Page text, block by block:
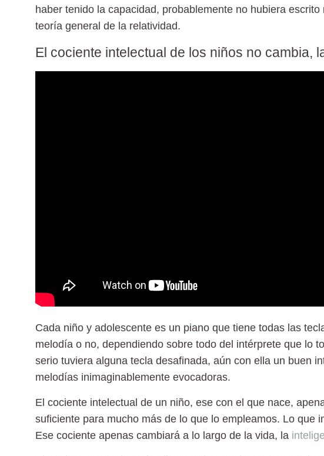
haber tenido la capacidad, probablemente no hubiera
teoría general de la relatividad.
El cociente intelectual de los niños no cambia,
Cada niño y adolescente es un piano que tiene todas las
melodía o no, dependiendo sobre todo del intérprete que lo
serio tuviera alguna tecla desafinada, aún con ella un buen
melodías inimaginablemente evocadoras.
El cociente intelectual de un niño, ese con el que nace,
suficiente para mucho más de lo que lo empleamos. Lo que
Ese cociente apenas cambiará a lo largo de la vida, la